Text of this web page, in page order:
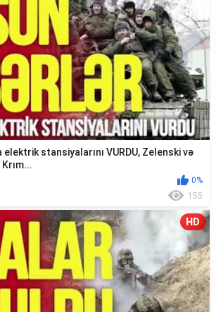
elektrik stansiyalarını VURDU, Zelenski və
0%
155
HD